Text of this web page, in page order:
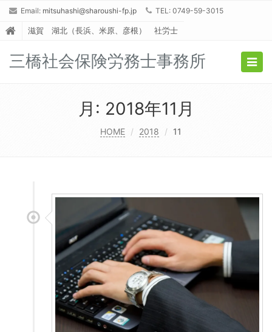
Email: mitsuhashi@sharoushi-fp.jp TEL: 0749-59-3015
滋賀 湖北（長浜、米原、彦根） 社労士
三橋社会保険労務士事務所
月: 2018年11月
HOME 2018 11